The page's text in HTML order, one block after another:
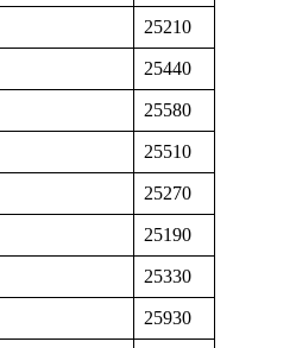
25210
25440
25580
25510
25270
25190
25330
25930